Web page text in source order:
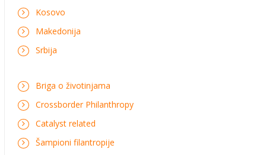
Kosovo
Makedonija
Srbija
Briga o životinjama
Crossborder Philanthropy
Catalyst related
Šampioni filantropije